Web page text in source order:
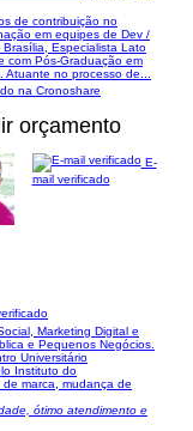
de contribuição no
em equipes de Dev /
Especialista Lato
com Pós-Graduação em
no processo de...
na Cronoshare
orçamento
E-
mail verificado
Marketing Digital e
e Pequenos Negócios.
Universitário
Instituto do
marca, mudança de
ótimo atendimento e